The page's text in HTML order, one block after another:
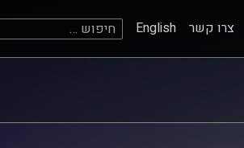
צרו קשר English חיפוש: